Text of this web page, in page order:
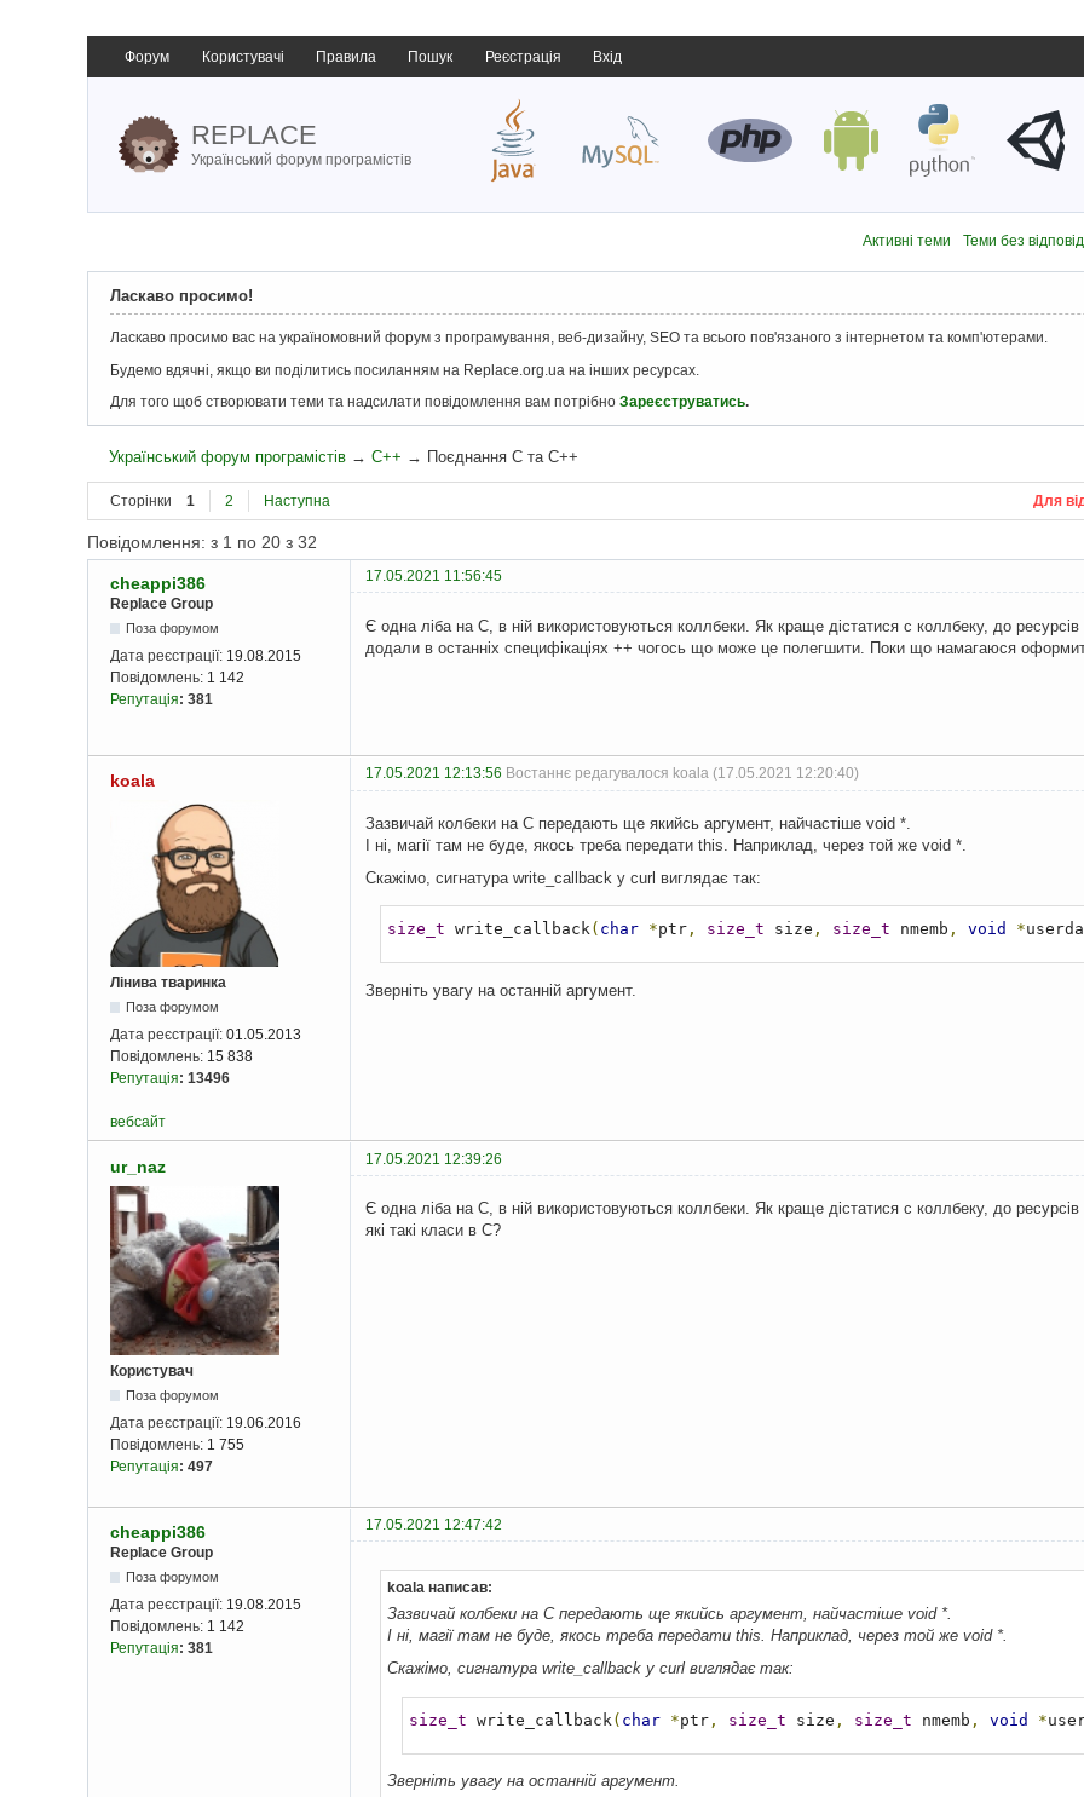
Форум Користувачі Правила Пошук Реєстрація Вхід
REPLACE
Український форум програмістів
Активні теми Теми без
Ласкаво просимо!
Ласкаво просимо вас на україномовний форум з програмування, веб-дизайну, SEO та всього пов'язаного з інтернетом та комп'ютерами.
Будемо вдячні, якщо ви поділитись посиланням на Replace.org.ua на інших ресурсах.
Для того щоб створювати теми та надсилати повідомлення вам потрібно Зареєструватись.
Український форум програмістів →C++ → Поєднання C та C++
Сторінки 1 2 Наступна Для
Повідомлення: з 1 по 20 з 32
cheappi386
17.05.2021 11:56:45
Replace Group
Поза форумом
Дата реєстрації: 19.08.2015
Повідомлень: 1 142
Репутація: 381
Є одна ліба на С, в ній використовуються коллбеки. Як краще дістатися с коллбеку, до
додали в останніх специфікаціях ++ чогось що може це полегшити. Поки що намагаюся
koala 17.05.2021 12:13:56 Востаннє редагувалося koala (17.05.2021 12:20:40)
Лінива тваринка
Поза форумом
Дата реєстрації: 01.05.2013
Повідомлень: 15 838
Репутація: 13496
Зазвичай колбеки на C передають ще якийсь аргумент, найчастіше void *.
І ні, магії там не буде, якось треба передати this. Наприклад, через той же void *.
Скажімо, сигнатура write_callback у curl виглядає так:
size_t write_callback( char *ptr, size_t size , size_t nmemb , void *
Зверніть увагу на останній аргумент.
вебсайт
ur_naz 17.05.2021 12:39:26
Користувач
Поза форумом
Дата реєстрації: 19.06.2016
Повідомлень: 1 755
Репутація: 497
Є одна ліба на С, в ній використовуються коллбеки. Як краще дістатися с коллбеку, до
які такі класи в С?
cheappi386
17.05.2021 12:47:42
Replace Group
Поза форумом
Дата реєстрації: 19.08.2015
Повідомлень: 1 142
Репутація: 381
koala написав:
Зазвичай колбеки на C передають ще якийсь аргумент, найчастіше void *.
І ні, магії там не буде, якось треба передати this. Наприклад, через той же void *.
Скажімо, сигнатура write_callback у curl виглядає так:
size_t write_callback ( char *ptr, size_t size , size_t nmemb , void *
Зверніть увагу на останній аргумент.